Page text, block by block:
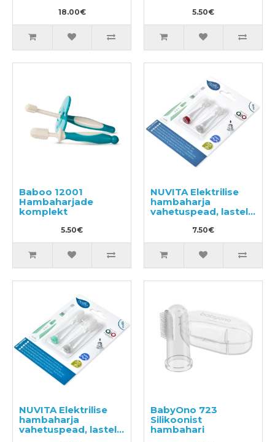
18.00€ 5.50€
Baboo 12001
Hambaharjade
komplekt
5.50€
NUVITA Elektrilise
hambaharja
vahetuspead, lastele
7.50€
NUVITA Elektrilise
hambaharja
vahetuspead, lastele
BabyOno 723
Silikoonist
hambahari